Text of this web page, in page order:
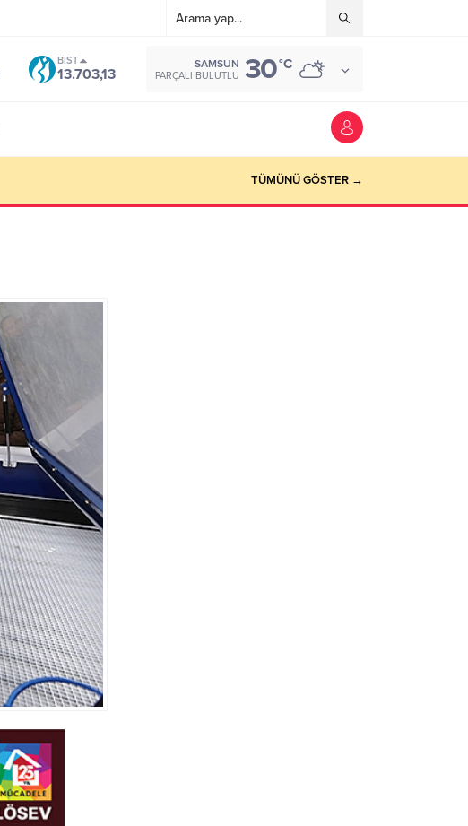
BIST
13.703,13
SAMSUN
PARÇALI BULUTLU 30°C
TÜMÜNÜ GÖSTER →